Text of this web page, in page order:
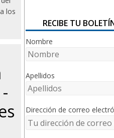
los
RECIBE TU
Nombre
Apellidos
Dirección de correo